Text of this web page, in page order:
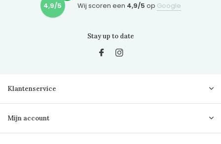
4,9/5 Wij scoren een 4,9/5 op Google
Stay up to date
Klantenservice
Mijn account